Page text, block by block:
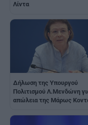
Λίντα
Δήλωση της Υπουργού
Πολιτισμού Λ.Μενδώνη
απώλεια της Μάρως